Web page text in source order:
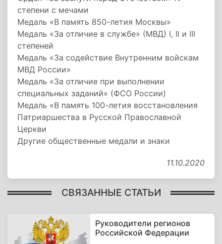
степени с мечами
Медаль «В память 850-летия Москвы»
Медаль «За отличие в службе» (МВД) I, II и III
степеней
Медаль «За содействие Внутренним войскам
МВД России»
Медаль «За отличие при выполнении
специальных заданий» (ФСО России)
Медаль «В память 100-летия восстановления
Патриаршества в Русской Православной
Церкви
Другие общественные медали и знаки
11.10.2020
СВЯЗАННЫЕ СТАТЬИ
Руководители регионов
Российской Федерации